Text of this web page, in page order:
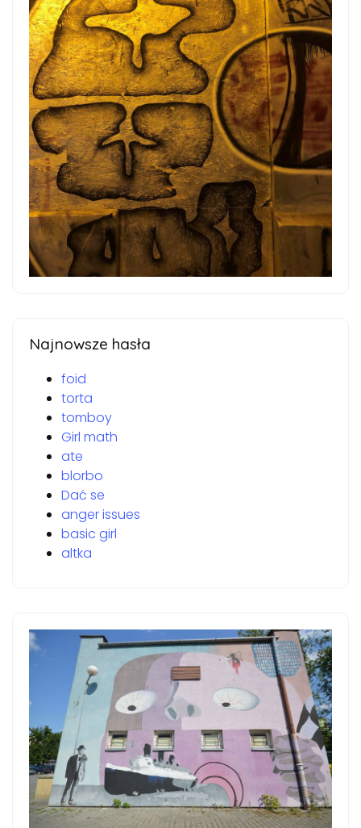
Najnowsze hasła
foid
torta
tomboy
Girl math
ate
blorbo
Dać se
anger issues
basic girl
altka